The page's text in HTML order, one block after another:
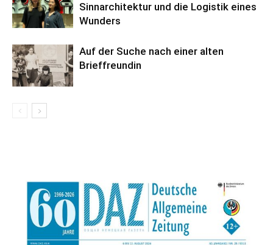
Sinnarchitektur und die Logistik eines
Wunders
Auf der Suche nach einer alten
Brieffreundin